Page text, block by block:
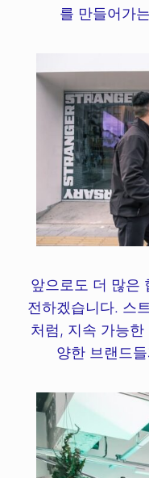
를 만들어가
앞으로도 더 많은
전하겠습니다. 스
처럼, 지속 가능
양한 브랜드